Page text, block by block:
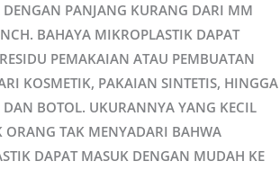
DENGAN PANJANG KURANG DARI MM
BAHAYA MIKROPLASTIK DAPAT
PEMAKAIAN ATAU PEMBUATAN
KOSMETIK, PAKAIAN SINTETIS, HINGGA
BOTOL. UKURANNYA YANG KECIL
ORANG TAK MENYADARI BAHWA
DAPAT MASUK DENGAN MUDAH KE